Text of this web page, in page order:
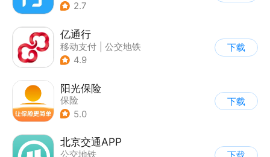
2.7
亿通行
移动支付
公交地铁
4.9
下载
阳光保险
保险
5.0
下载
北京交通APP
公交地铁